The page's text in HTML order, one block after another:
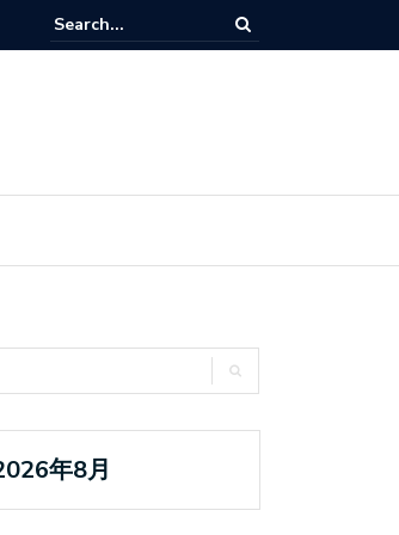
៥ ត្រូវបានធ្វើឡើងម្តងទៀតនៅឆ្នាំនេះ
年8月